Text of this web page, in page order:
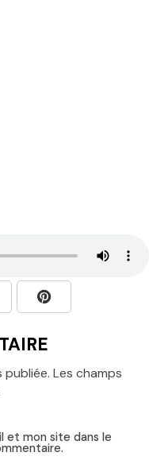
publiée. Les champs
et mon site dans le